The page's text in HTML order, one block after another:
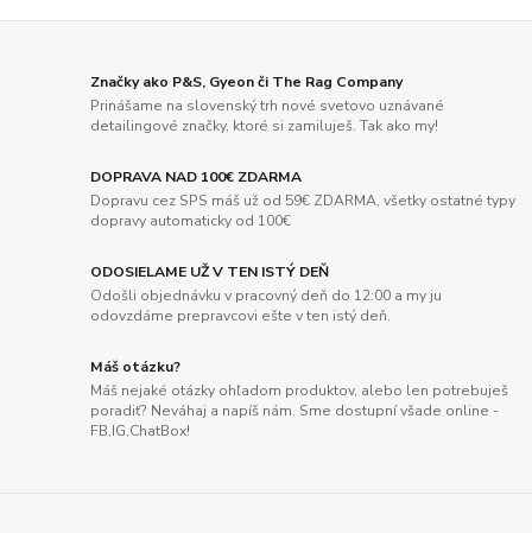
Značky ako P&S, Gyeon či The Rag Company
Prinášame na slovenský trh nové svetovo uznávané
detailingové značky, ktoré si zamiluješ. Tak ako my!
DOPRAVA NAD 100€ ZDARMA
Dopravu cez SPS máš už od 59€ ZDARMA, všetky ostatné typy
dopravy automaticky od 100€
ODOSIELAME UŽ V TEN ISTÝ DEŇ
Odošli objednávku v pracovný deň do 12:00 a my ju
odovzdáme prepravcovi ešte v ten istý deň.
Máš otázku?
Máš nejaké otázky ohľadom produktov, alebo len potrebuješ
poradiť? Neváhaj a napíš nám. Sme dostupní všade online -
FB,IG,ChatBox!